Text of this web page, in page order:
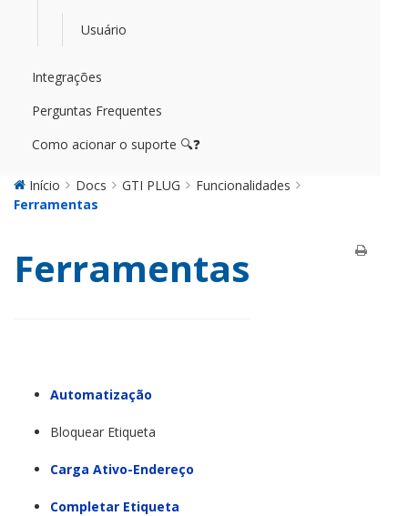
Usuário
Integrações
Perguntas Frequentes
Como acionar o suporte 🔍❓
Início Docs GTI PLUG
Funcionalidades
Ferramentas
Ferramentas
Automatização
Bloquear Etiqueta
Carga Ativo-Endereço
Completar Etiqueta